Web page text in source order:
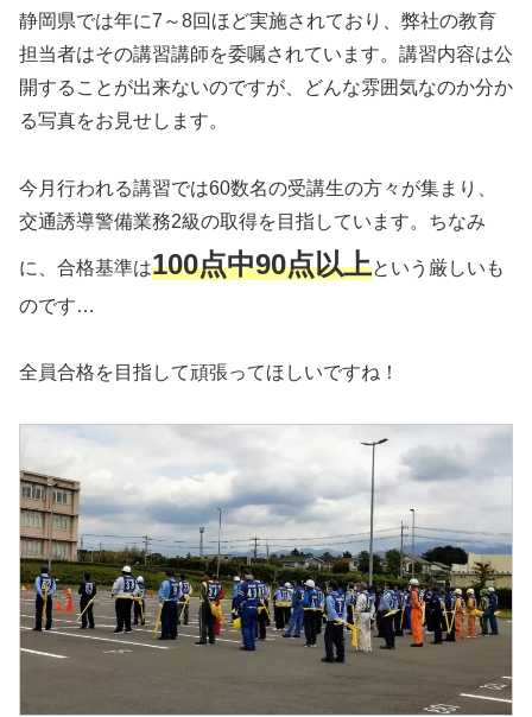
静岡県では年に7～8回ほど実施されており、弊社の教育
担当者はその講習講師を委嘱されています。講習内容は公
開することが出来ないのですが、どんな雰囲気なのか分か
る写真をお見せします。
今月行われる講習では60数名の受講生の方々が集まり、
交通誘導警備業務2級の取得を目指しています。ちなみ
に、合格基準は100点中90点以上という厳しいも
のです…
全員合格を目指して頑張ってほしいですね！